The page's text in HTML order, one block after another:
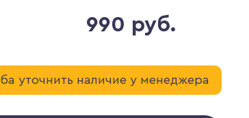
990 руб.
уточнить наличие у менеджера